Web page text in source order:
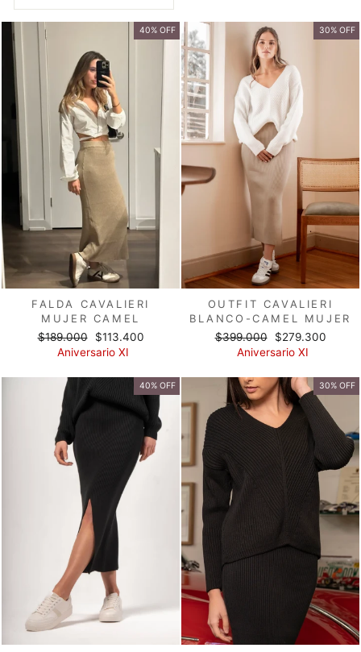
40% OFF
FALDA CAVALIERI
MUJER CAMEL
Precio
habitual
$189.000
Precio
de
$113.400
Aniversario XI
30% OFF
OUTFIT CAVALIERI
BLANCO-CAMEL MUJER
Precio
habitual
$399.000
Precio
de
$279.300
Aniversario XI
40% OFF 30% OFF